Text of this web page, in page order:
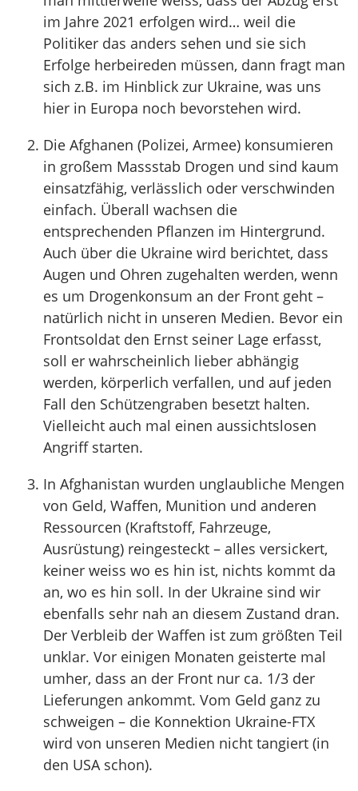
im Jahre 2021 erfolgen wird… weil die
Politiker das anders sehen und sie sich
Erfolge herbeireden müssen, dann fragt man
sich z.B. im Hinblick zur Ukraine, was uns
hier in Europa noch bevorstehen wird.
Die Afghanen (Polizei, Armee) konsumieren
in großem Massstab Drogen und sind kaum
einsatzfähig, verlässlich oder verschwinden
einfach. Überall wachsen die
entsprechenden Pflanzen im Hintergrund.
Auch über die Ukraine wird berichtet, dass
Augen und Ohren zugehalten werden, wenn
es um Drogenkonsum an der Front geht –
natürlich nicht in unseren Medien. Bevor ein
Frontsoldat den Ernst seiner Lage erfasst,
soll er wahrscheinlich lieber abhängig
werden, körperlich verfallen, und auf jeden
Fall den Schützengraben besetzt halten.
Vielleicht auch mal einen aussichtslosen
Angriff starten.
In Afghanistan wurden unglaubliche Mengen
von Geld, Waffen, Munition und anderen
Ressourcen (Kraftstoff, Fahrzeuge,
Ausrüstung) reingesteckt – alles versickert,
keiner weiss wo es hin ist, nichts kommt da
an, wo es hin soll. In der Ukraine sind wir
ebenfalls sehr nah an diesem Zustand dran.
Der Verbleib der Waffen ist zum größten Teil
unklar. Vor einigen Monaten geisterte mal
umher, dass an der Front nur ca. 1/3 der
Lieferungen ankommt. Vom Geld ganz zu
schweigen – die Konnektion Ukraine-FTX
wird von unseren Medien nicht tangiert (in
den USA schon).